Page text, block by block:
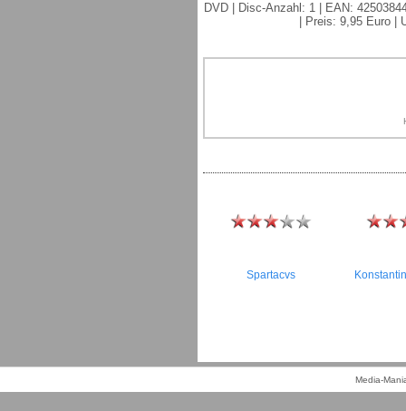
DVD | Disc-Anzahl: 1 | EAN:
| Preis: 9,95 Euro
Spartacvs
Media-